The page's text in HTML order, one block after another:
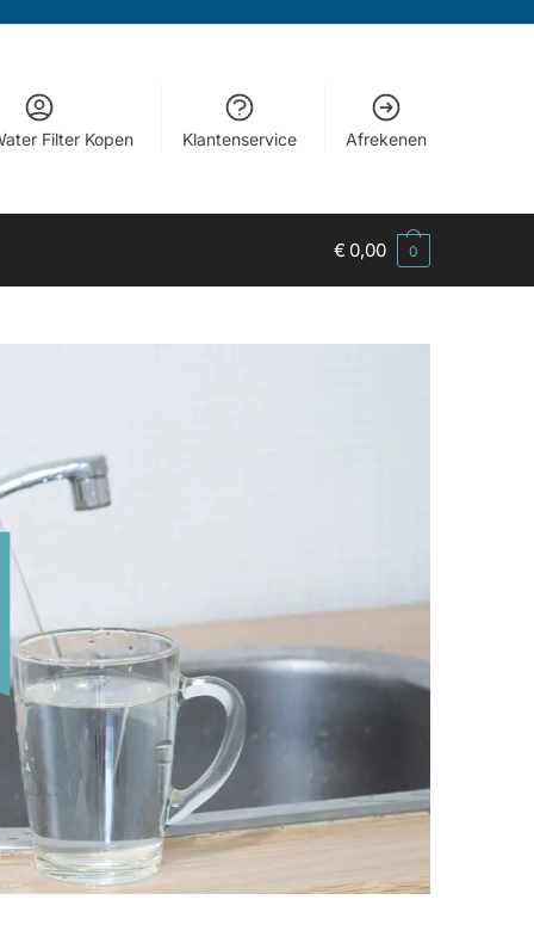
Filter Kopen Klantenservice Afrekenen
€ 0,00 0